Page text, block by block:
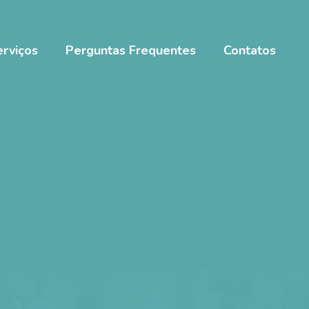
Perguntas Frequentes Contatos